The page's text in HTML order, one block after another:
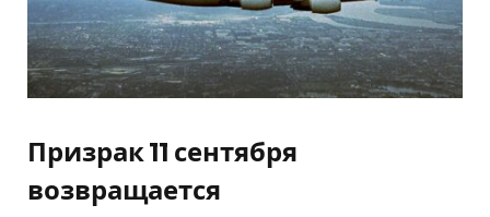
Призрак 11 сентября
возвращается